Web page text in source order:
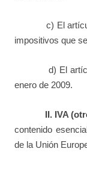
c) El artículo
impositivos que
d) El artículo
enero de 2009.
II. IVA
contenido
de la Unión